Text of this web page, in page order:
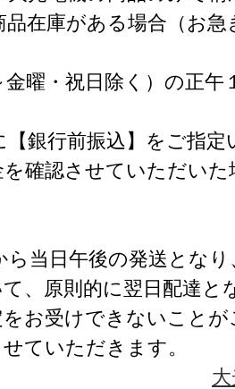
在庫がある場合（お急
曜・祝日除く）の正午
銀行前振込】をご指定
を確認させていただいた
当日午後の発送となり
、原則的に翌日配達と
お受けできないこと
ていただきます。